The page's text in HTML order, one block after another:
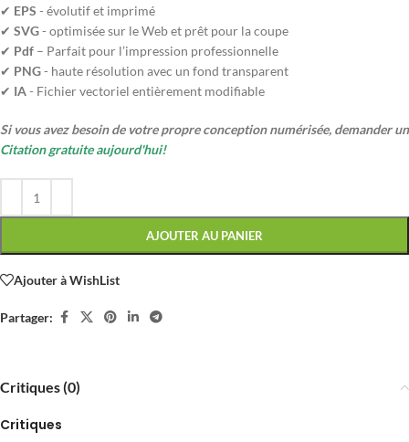
✔ EPS - évolutif et imprimé
✔ SVG- optimisée sur le Web et prêt pour la coupe
✔ Pdf – Parfait pour l’impression professionnelle
✔ PNG- haute résolution avec un fond transparent
✔ IA- Fichier vectoriel entièrement modifiable
Si vous avez besoin de votre propre conception numérisée, demander un
Citation gratuite aujourd'hui!
AJOUTER AU PANIER
Ajouter à WishList
Partager:
Critiques (0)
Critiques